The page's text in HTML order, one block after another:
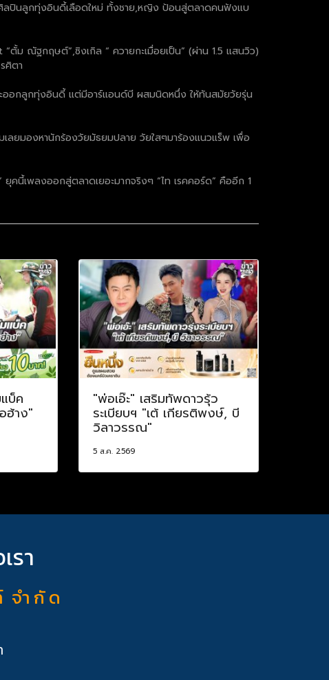
ลปินลูกทุ่งอินดี้เลือดใหม่ ทั้งชาย,หญิง ป้อนสู่ตลาดคนฟังแบ
ตั้ม ณัฐกฤษต์”,ซิงเกิล “ ควายกะเมื่อยเป็น” (ผ่าน 1.5 แสนวิว)
ศิตา
ะออกลูกทุ่งอินดี้ แต่มีอาร์แอนด์บี ผสมนิดหนึ่ง ให้ทันสมัยวัยรุ่น
ลยมองหานักร้องวัยมัธยมปลาย วัยใสๆมาร้องแนวแร็พ เพื่อ
คนี้เพลงออกสู่ตลาดเยอะมากจริงๆ “ไท เรคคอร์ด” คืออีก 1
บ็ค
ฮ้าง"
"พ่อเอ๊ะ" เสริมทัพดาวรุ้ว
ระเบียบฯ "เต้ เกียรติพงษ์, บี
วิลาวรรณ"
5 ส.ค. 2569
รา
จำ กั ด